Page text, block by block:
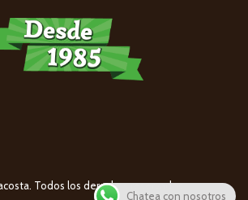
Todos los derechos reservados.
Chatea con nosotros